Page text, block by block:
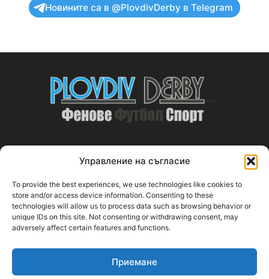
Управление на съгласие
To provide the best experiences, we use technologies like cookies to
store and/or access device information. Consenting to these
technologies will allow us to process data such as browsing behavior or
unique IDs on this site. Not consenting or withdrawing consent, may
adversely affect certain features and functions.
Приемане
Новините са в @PlovdivDerby в Telegram
ABOUT US
PlovdivDerby.com е първата пловдивска изцяло футболна
медия!
Свържи се с нас:plovdivderby.com@gmail.com